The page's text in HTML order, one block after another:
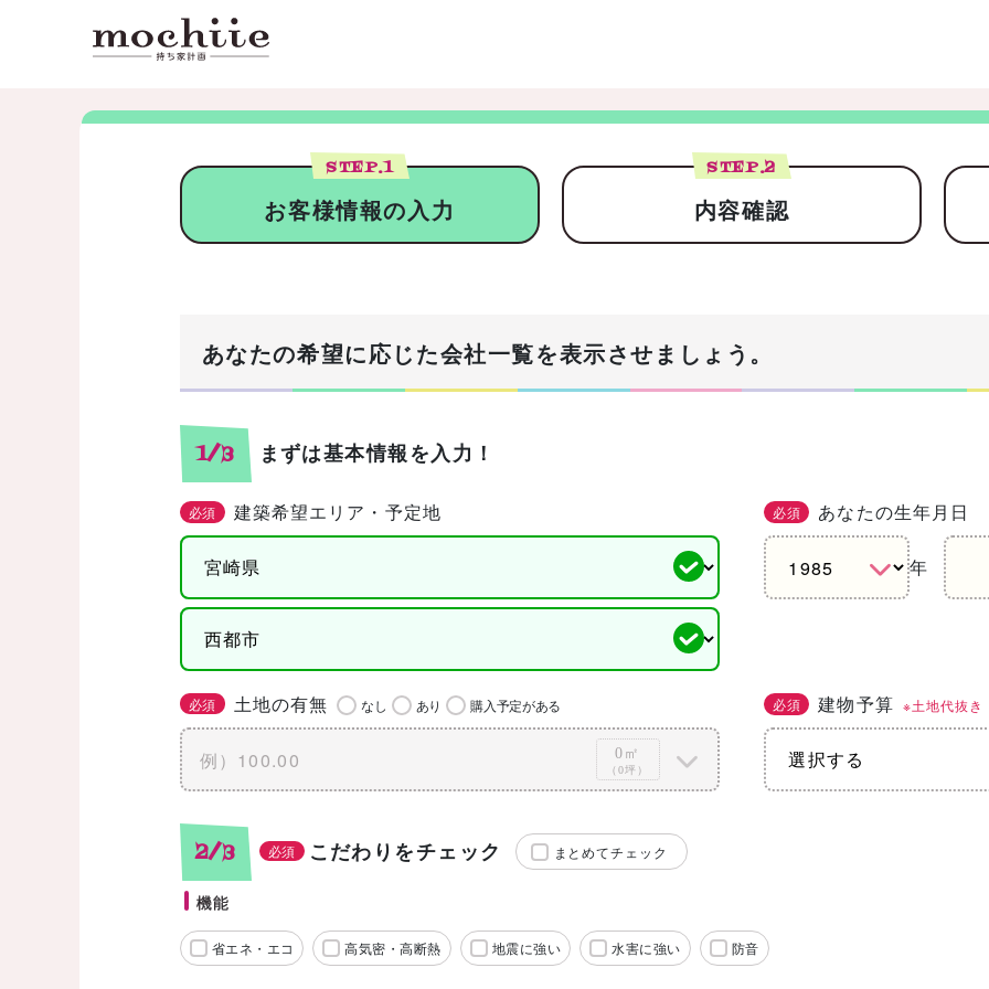
STEP.1
お客様情報の入力
STEP.2
内容確認
あなたの希望に応じた会社一覧を表示させましょう。
1/3 まずは基本情報を入力！
必須 建築希望エリア・予定地 必須 あなたの生年月日
年
必須 土地の有無 なし あり 購入予定がある
0㎡
（0坪）
必須 建物予算 ※土地代抜き
2/3 必須 こだわりをチェック まとめてチェック
機能
省エネ・エコ 高気密・高断熱 地震に強い 水害に強い 防音